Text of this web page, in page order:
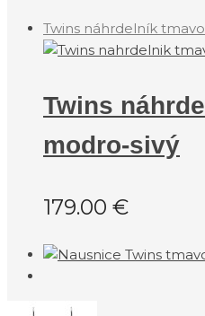
Twins náhrdelník
Twins
modro-sivý
179.00 €